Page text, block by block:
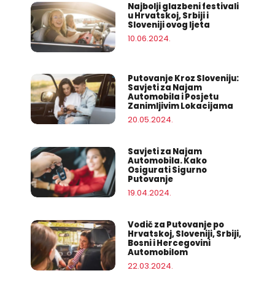
Najbolji glazbeni festivali
u Hrvatskoj, Srbiji i
Sloveniji ovog ljeta
10.06.2024.
Putovanje Kroz Sloveniju:
Savjeti za Najam
Automobila i Posjetu
Zanimljivim Lokacijama
20.05.2024.
Savjeti za Najam
Automobila. Kako
Osigurati Sigurno
Putovanje
19.04.2024.
Vodič za Putovanje po
Hrvatskoj, Sloveniji, Srbiji,
Bosni i Hercegovini
Automobilom
22.03.2024.